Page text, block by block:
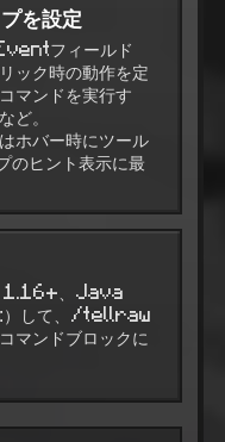
を設定
フィールド
ック時の動作を定
マンドを実行す
ど。
バー時にツール
のヒント表示に最
1.16+、Java
して、/tellraw
マンドブロックに